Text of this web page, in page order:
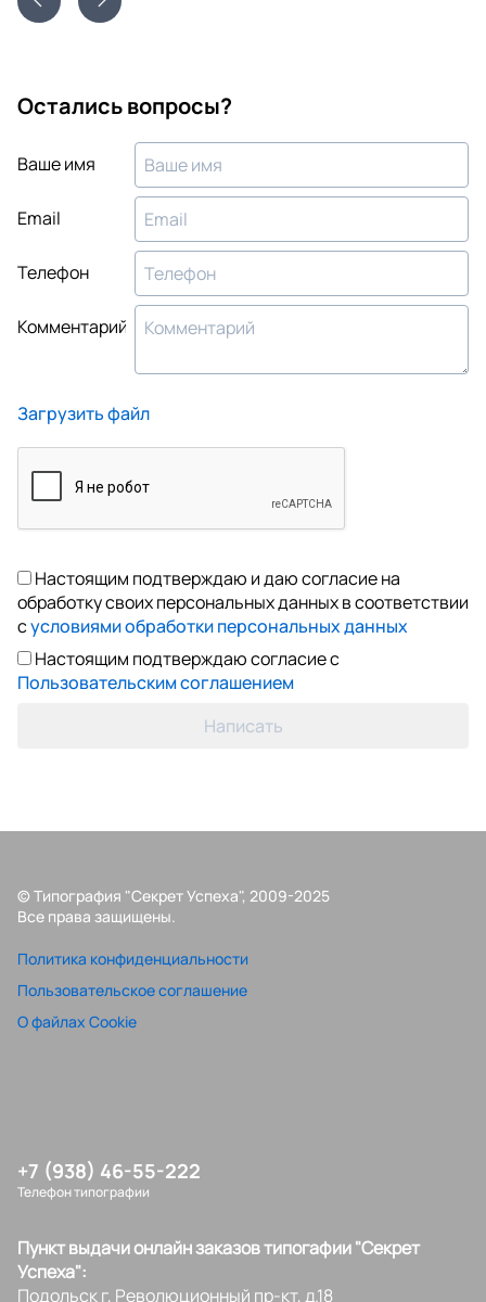
Остались вопросы?
Ваше имя
Email
Телефон
Комментарий
Загрузить файл
Настоящим подтверждаю и даю согласие на
обработку своих персональных данных в соответствии
сусловиями обработки персональных данных
Настоящим подтверждаю согласие с
Пользовательским соглашением
Написать
© Типография "Секрет Успеха", 2009-2025
Все права защищены.
Политика конфиденциальности
Пользовательское соглашение
О файлах Cookie
+7 (938) 46-55-222
Телефон типографии
Пункт выдачи онлайн заказов типогафии "Секрет
Успеха":
Подольск г, Революционный пр-кт, д.18